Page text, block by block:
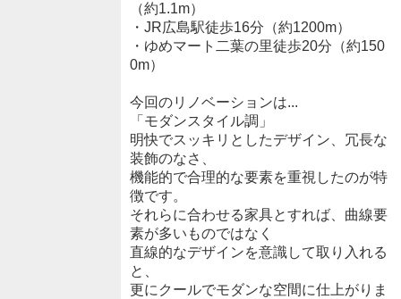
（約1.1m）
・JR広島駅徒歩16分（約1200m）
・ゆめマート二葉の里徒歩20分（約150
0m）
今回のリノベーションは...
「モダンスタイル調」
明快でスッキリとしたデザイン、冗長な
装飾のなさ、
機能的で合理的な要素を重視したのが特
徴です。
それらに合わせる家具とすれば、曲線要
素が多いものではなく
直線的なデザインを意識して取り入れる
と、
更にクールでモダンな空間に仕上がりま